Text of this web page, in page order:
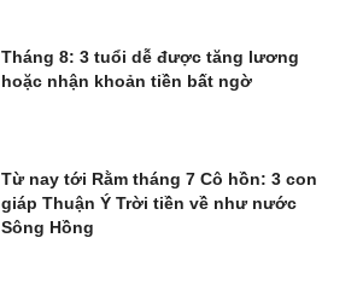
Tháng 8: 3 tuổi dễ được tăng lương
hoặc nhận khoản tiền bất ngờ
Từ nay tới Rằm tháng 7 Cô hồn: 3 con
giáp Thuận Ý Trời tiền về như nước
Sông Hồng